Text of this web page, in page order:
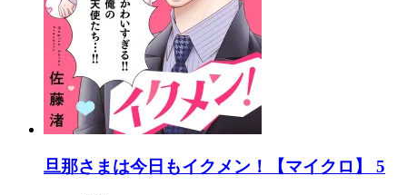
旦那さまは今日もイクメン！【マイクロ】 5